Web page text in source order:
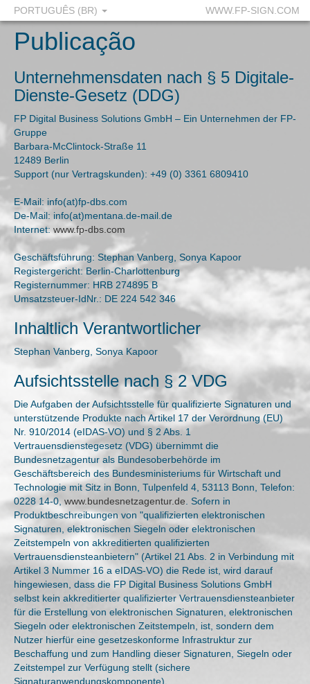
PORTUGUÊS (BR) WWW.FP-SIGN.COM
Publicação
Unternehmensdaten nach § 5 Digitale-
Dienste-Gesetz (DDG)
FP Digital Business Solutions GmbH – Ein Unternehmen der FP-
Gruppe
Barbara-McClintock-Straße 11
12489 Berlin
Support (nur Vertragskunden): +49 (0) 3361 6809410
E-Mail: info(at)fp-dbs.com
De-Mail: info(at)mentana.de-mail.de
Internet: www.fp-dbs.com
Geschäftsführung: Stephan Vanberg, Sonya Kapoor
Registergericht: Berlin-Charlottenburg
Registernummer: HRB 274895 B
Umsatzsteuer-IdNr.: DE 224 542 346
Inhaltlich Verantwortlicher
Stephan Vanberg, Sonya Kapoor
Aufsichtsstelle nach § 2 VDG
Die Aufgaben der Aufsichtsstelle für qualifizierte Signaturen und
unterstützende Produkte nach Artikel 17 der Verordnung (EU)
Nr. 910/2014 (eIDAS-VO) und § 2 Abs. 1
Vertrauensdienstegesetz (VDG) übernimmt die
Bundesnetzagentur als Bundesoberbehörde im
Geschäftsbereich des Bundesministeriums für Wirtschaft und
Technologie mit Sitz in Bonn, Tulpenfeld 4, 53113 Bonn, Telefon:
0228 14-0, www.bundesnetzagentur.de . Sofern in
Produktbeschreibungen von "qualifizierten elektronischen
Signaturen, elektronischen Siegeln oder elektronischen
Zeitstempeln von akkreditierten qualifizierten
Vertrauensdiensteanbietern" (Artikel 21 Abs. 2 in Verbindung mit
Artikel 3 Nummer 16 a eIDAS-VO) die Rede ist, wird darauf
hingewiesen, dass die FP Digital Business Solutions GmbH
selbst kein akkreditierter qualifizierter Vertrauensdiensteanbieter
für die Erstellung von elektronischen Signaturen, elektronischen
Siegeln oder elektronischen Zeitstempeln, ist, sondern dem
Nutzer hierfür eine gesetzeskonforme Infrastruktur zur
Beschaffung und zum Handling dieser Signaturen, Siegeln oder
Zeitstempel zur Verfügung stellt (sichere
Signaturanwendungskomponente).